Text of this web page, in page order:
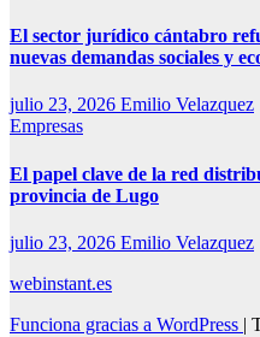
El sector jurídico cántabro
nuevas demandas sociales y
julio 23, 2026 Emilio Velazquez
Empresas
El papel clave de la red
provincia de Lugo
julio 23, 2026 Emilio Velazquez
webinstant.es
Funciona gracias a WordPress |